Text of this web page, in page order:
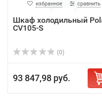
избранное сравнить
Шкаф холодильный
CV105-S
(0)
93 847,98 руб.